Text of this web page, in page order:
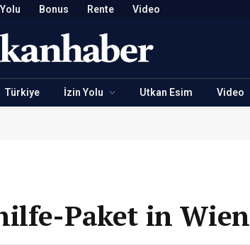
Bonus Rente Video
Türkiye İzin Yolu Utkan Esim Video
Paket in Wien